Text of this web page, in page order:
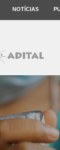
NOTÍCIAS